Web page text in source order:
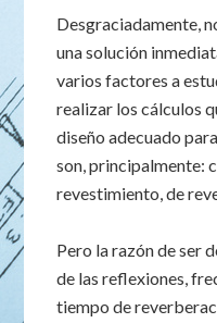
Desgraciadamente,
una solución
varios factores a
realizar los cálculos
diseño adecuado
son, principalmente:
revestimiento, de
Pero la razón de ser
de las reflexiones,
tiempo de